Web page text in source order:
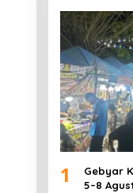
1
Gebyar
5–8